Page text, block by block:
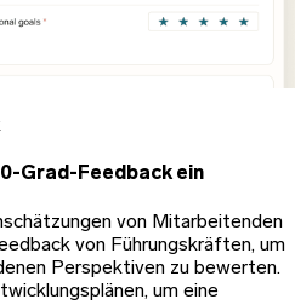
Grad-Feedback ein
von Mitarbeitenden
von Führungskräften, um
Perspektiven zu bewerten.
um eine